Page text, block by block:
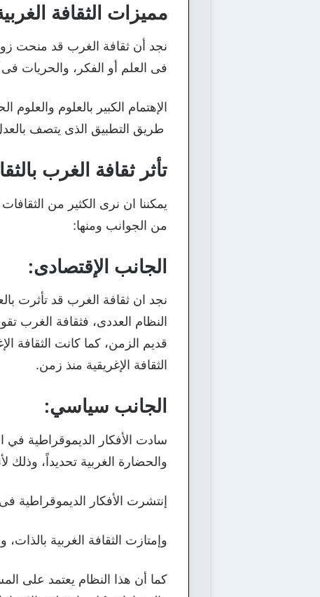
مميزات الثقافة
نجد أن ثقافة الغرب قد منحت
فى العلم أو الفكر، والحريات
الإهتمام الكبير بالعلوم
طريق التطبيق الذى يتصف
تأثر ثقافة الغرب
يمكننا ان نرى الكثير من
من الجوانب ومنها:
الجانب الإقتصادى:
نجد ان ثقافة الغرب قد تأثرت
النظام العددى، فثقافة الغرب
قديم الزمن، كما كانت الثقافة
الثقافة الإغريقية منذ زمن.
الجانب سياسي:
سادت الأفكار الديموقراطية في
والحضارة الغربية تحديداً،
إنتشرت الأفكار الديموقراطية
وإمتازت الثقافة الغربية
كما أن هذا النظام يعتمد على